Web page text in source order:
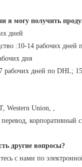
я могу получить
дней
:10-14 рабочих дней
дня
рабочих дней по DHL;
Western Union, ,
корпоративный
другие вопросы?
с нами по